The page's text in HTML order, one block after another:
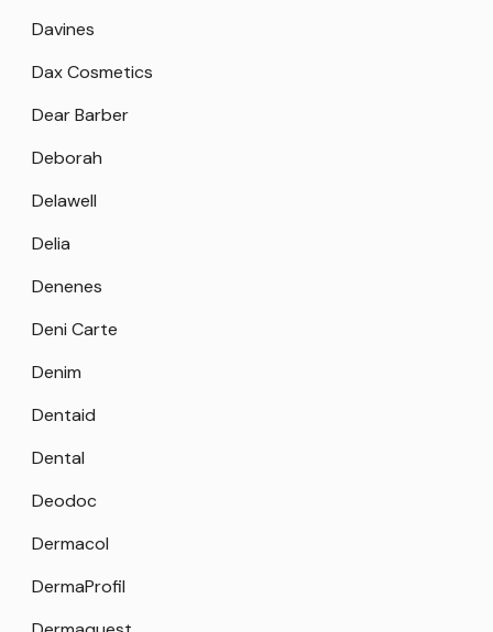
Davines
Dax Cosmetics
Dear Barber
Deborah
Delawell
Delia
Denenes
Deni Carte
Denim
Dentaid
Dental
Deodoc
Dermacol
DermaProfil